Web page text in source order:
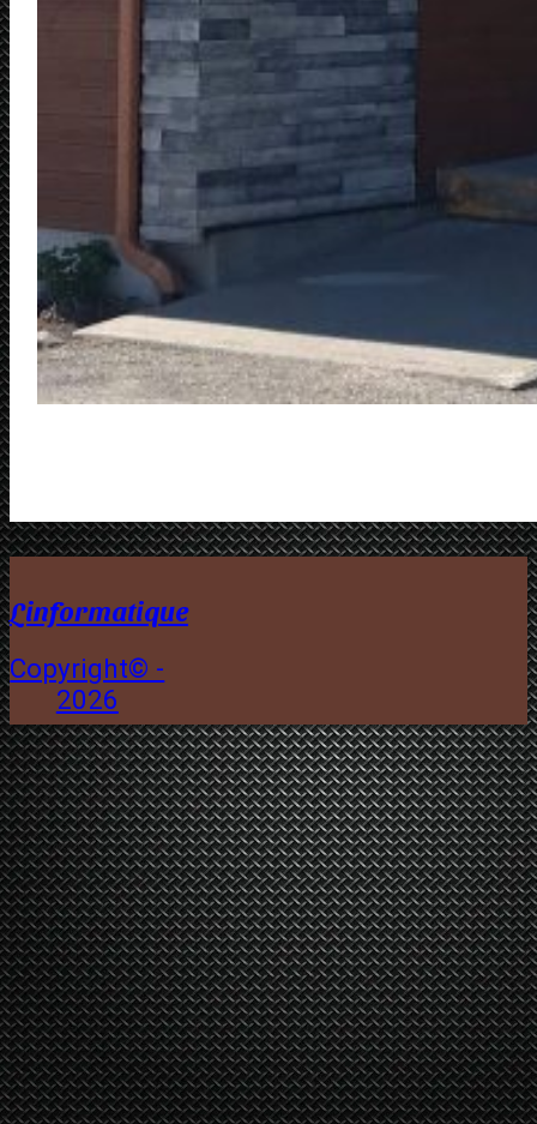
Linformatique
Copyright© -
2026